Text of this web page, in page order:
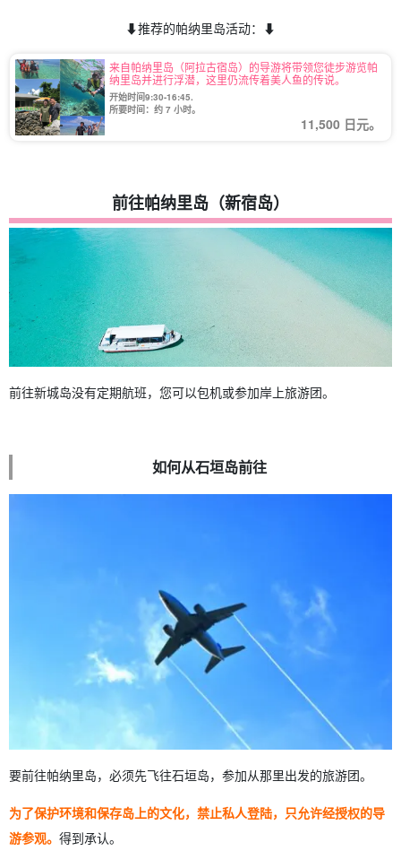
⬇︎推荐的帕纳里岛活动：⬇︎
来自帕纳里岛（阿拉古宿岛）的导游将带领您徒步游览帕
纳里岛并进行浮潜，这里仍流传着美人鱼的传说。
开始时间9:30-16:45.
所要时间：约 7 小时。
11,500 日元。
前往帕纳里岛（新宿岛）
前往新城岛没有定期航班，您可以包机或参加岸上旅游团。
如何从石垣岛前往
要前往帕纳里岛，必须先飞往石垣岛，参加从那里出发的旅游团。
为了保护环境和保存岛上的文化，禁止私人登陆，只允许经授权的导
游参观。 得到承认。